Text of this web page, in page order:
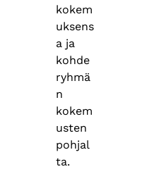
kokem
uksens
a ja
kohde
ryhmä
n
kokem
usten
pohjal
ta.